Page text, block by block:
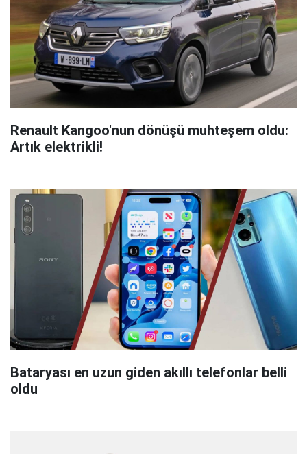
Renault Kangoo'nun dönüşü muhteşem oldu:
Artık elektrikli!
Bataryası en uzun giden akıllı telefonlar belli
oldu